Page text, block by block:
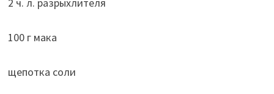
2 ч. л. разрыхлителя
100 г мака
щепотка соли